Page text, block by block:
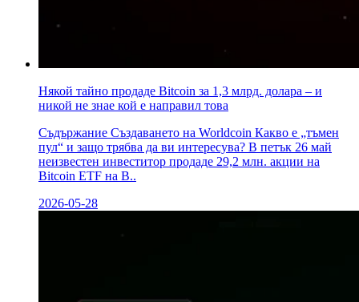
Някой тайно продаде Bitcoin за 1,3 млрд. долара – и
никой не знае кой е направил това
Съдържание Създаването на Worldcoin Какво е „тъмен
пул“ и защо трябва да ви интересува? В петък 26 май
неизвестен инвеститор продаде 29,2 млн. акции на
Bitcoin ETF на B..
2026-05-28